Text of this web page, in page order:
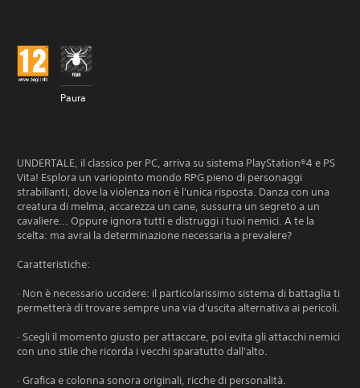
Paura
UNDERTALE, il classico per PC, arriva su sistema PlayStation®4 e PS
Vita! Esplora un variopinto mondo RPG pieno di personaggi
strabilianti, dove la violenza non è l'unica risposta. Danza con una
creatura di melma, accarezza un cane, sussurra un segreto a un
cavaliere... Oppure ignora tutti e distruggi i tuoi nemici. A te la
scelta: ma avrai la determinazione necessaria a prevalere?
Caratteristiche:
· Non è necessario uccidere: il particolarissimo sistema di battaglia ti
permetterà di trovare sempre una via d'uscita alternativa ai pericoli.
· Scegli il momento giusto per attaccare, poi evita gli attacchi nemici
con uno stile che ricorda i vecchi sparatutto dall'alto.
· Grafica e colonna sonora originali, ricche di personalità.